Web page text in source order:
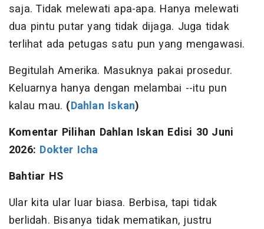
saja. Tidak melewati apa-apa. Hanya melewati
dua pintu putar yang tidak dijaga. Juga tidak
terlihat ada petugas satu pun yang mengawasi.
Begitulah Amerika. Masuknya pakai prosedur.
Keluarnya hanya dengan melambai --itu pun
kalau mau. (Dahlan Iskan)
Komentar Pilihan Dahlan Iskan Edisi 30 Juni
2026: Dokter Icha
Bahtiar HS
Ular kita ular luar biasa. Berbisa, tapi tidak
berlidah. Bisanya tidak mematikan, justru